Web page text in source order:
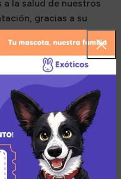
la salud de nuestros
gracias a su
de humedad y la salsa
a tu gato
de pago